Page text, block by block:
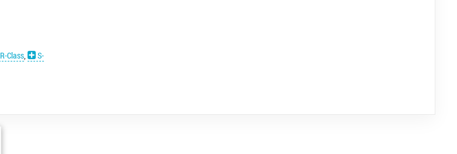
R-Class,
S-